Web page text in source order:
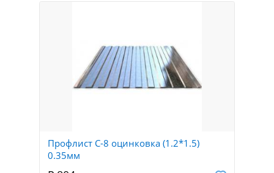
Профлист С-8 оцинковка (1.2*1.5)
0.35мм